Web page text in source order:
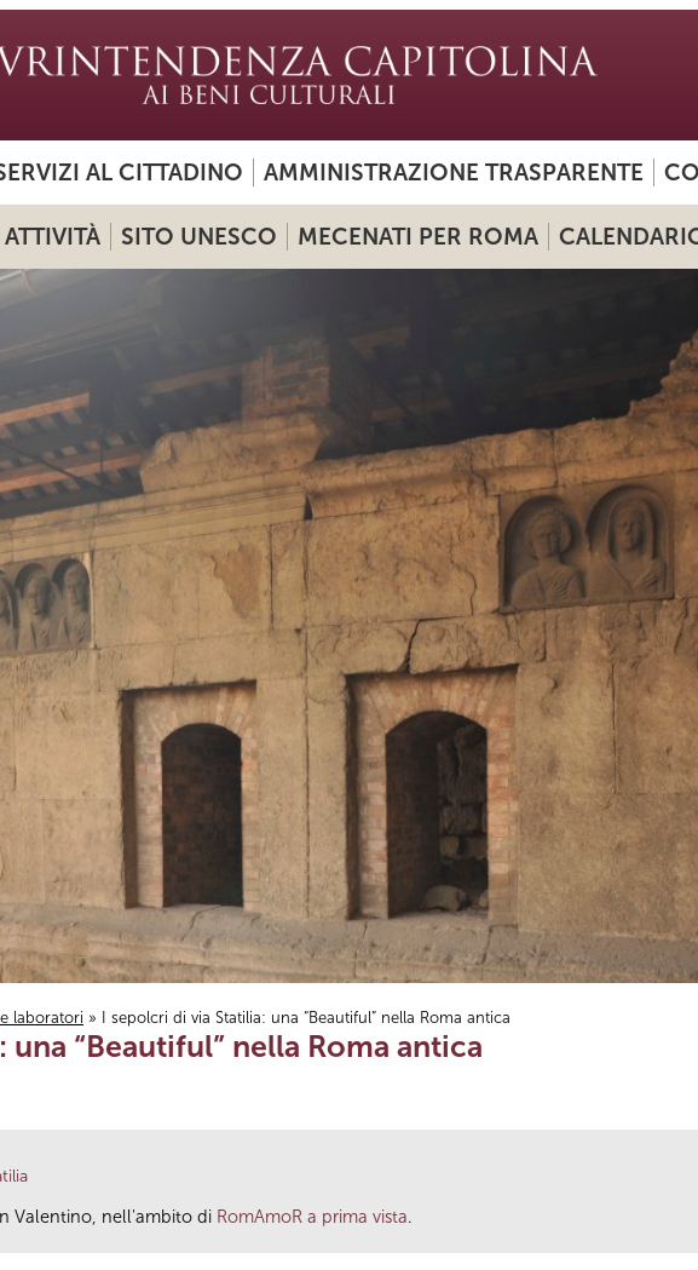
AL CITTADINO AMMINISTRAZIONE TRASPARENTE
ATTIVITÀ SITO UNESCO MECENATI PER ROMA
laboratori » I sepolcri di via Statilia: una “Beautiful” nella Roma antica
“Beautiful” nella Roma antica
Valentino, nell'ambito di RomAmoR a prima vista.